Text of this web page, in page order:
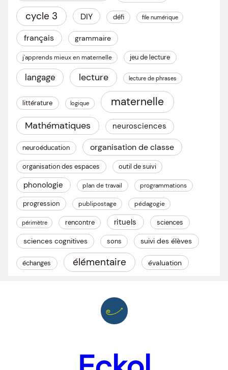
cycle 3 DIY défi file numérique
français grammaire
j'apprends mieux en maternelle jeu de lecture
langage lecture lecture de phrases
littérature logique maternelle
Mathématiques neurosciences
neuroéducation organisation de classe
organisation des espaces outil de suivi
phonologie plan de travail programmations
progression publipostage pédagogie
périmètre rencontre rituels sciences
sciences cognitives sons suivi des élèves
échanges élémentaire évaluation